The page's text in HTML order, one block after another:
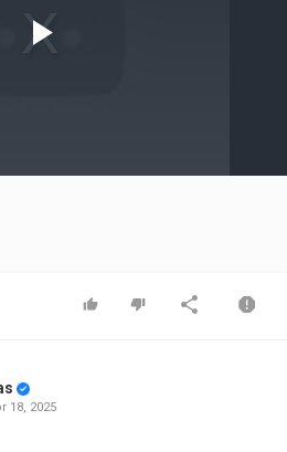
Video
18, 2025